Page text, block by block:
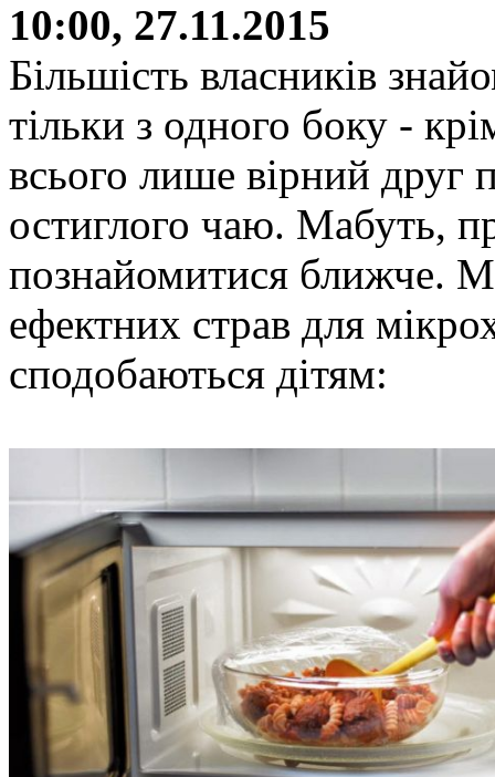
10:00, 27.11.2015
Більшість власників
тільки з одного боку -
всього лише вірний друг
остиглого чаю. Мабуть,
познайомитися ближче.
ефектних страв для
сподобаються дітям: